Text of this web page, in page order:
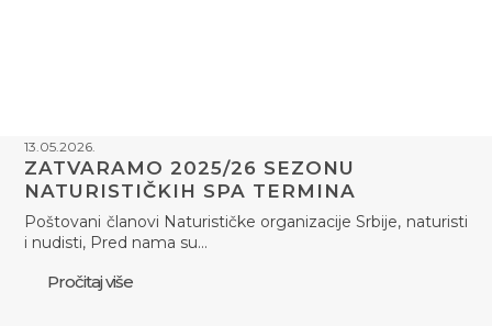
13.05.2026.
ZATVARAMO 2025/26 SEZONU
NATURISTIČKIH SPA TERMINA
Poštovani članovi Naturističke organizacije Srbije, naturisti
i nudisti, Pred nama su…
Pročitaj više